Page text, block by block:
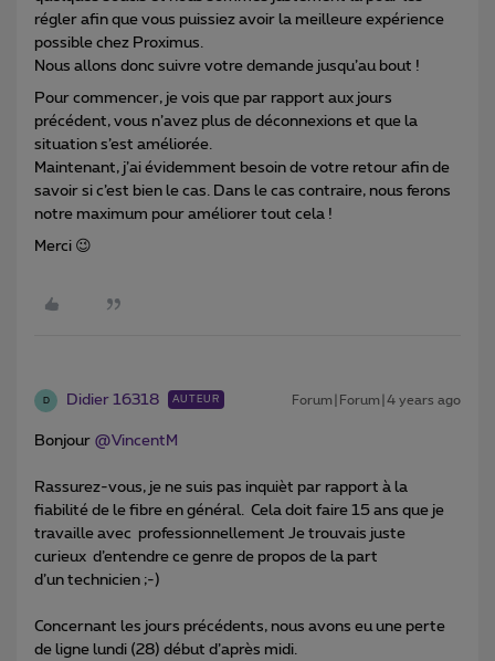
régler afin que vous puissiez avoir la meilleure expérience
possible chez Proximus.
Nous allons donc suivre votre demande jusqu’au bout !
Pour commencer, je vois que par rapport aux jours
précédent, vous n’avez plus de déconnexions et que la
situation s’est améliorée.
Maintenant, j’ai évidemment besoin de votre retour afin de
savoir si c’est bien le cas. Dans le cas contraire, nous ferons
notre maximum pour améliorer tout cela !
Merci 😉
D Didier 16318 AUTEUR Forum|Forum|4 years ago
Bonjour @VincentM
Rassurez-vous, je ne suis pas inquièt par rapport à la
fiabilité de le fibre en général. Cela doit faire 15 ans que je
travaille avec professionnellement Je trouvais juste
curieux d’entendre ce genre de propos de la part
d’un technicien ;-)
Concernant les jours précédents, nous avons eu une perte
de ligne lundi (28) début d’après midi.